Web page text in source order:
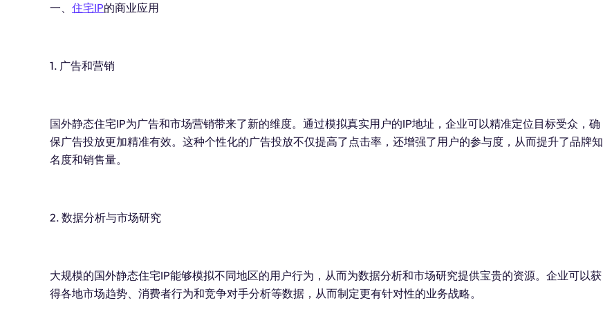
一、 住宅IP的商业应用
1. 广告和营销
国外静态住宅IP为广告和市场营销带来了新的维度。通过模拟真实用户的IP地址，企业可以精准定位目标受众，确
保广告投放更加精准有效。这种个性化的广告投放不仅提高了点击率，还增强了用户的参与度，从而提升了品牌知
名度和销售量。
2. 数据分析与市场研究
大规模的国外静态住宅IP能够模拟不同地区的用户行为，从而为数据分析和市场研究提供宝贵的资源。企业可以获
得各地市场趋势、消费者行为和竞争对手分析等数据，从而制定更有针对性的业务战略。